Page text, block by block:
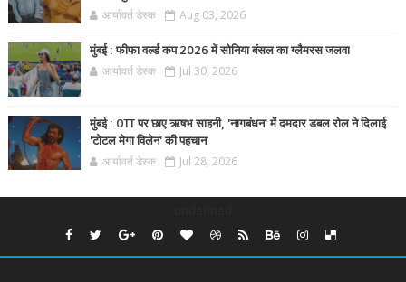
आर्यावर्त डेस्क Aug 03, 2026
मुंबई : फीफा वर्ल्ड कप 2026 में सोनिया बंसल का ग्लैमरस जलवा
आर्यावर्त डेस्क Jul 30, 2026
मुंबई : OTT पर छाए ऋषभ साहनी, 'नागबंधन' में दमदार डबल रोल ने दिलाई
'टोटल मेगा विलेन' की पहचान
आर्यावर्त डेस्क Jul 28, 2026